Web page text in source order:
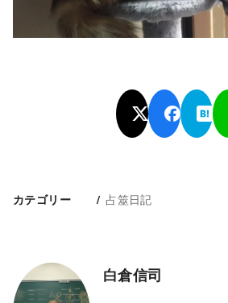
カテゴリー 占筮日記
白倉信司